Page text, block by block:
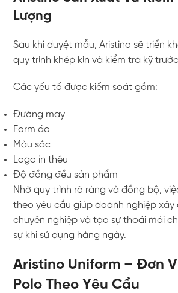
Lượng
Sau khi duyệt mẫu, Aristino sẽ triển
quy trình khép kín và kiểm tra kỹ
Các yếu tố được kiểm soát gồm:
Đường may
Form áo
Màu sắc
Logo in thêu
Độ đồng đều sản phẩm
Nhờ quy trình rõ ràng và đồng bộ,
theo yêu cầu giúp doanh nghiệp xây
chuyên nghiệp và tạo sự thoải mái
sự khi sử dụng hàng ngày.
Aristino Uniform – Đơn
Polo Theo Yêu Cầu